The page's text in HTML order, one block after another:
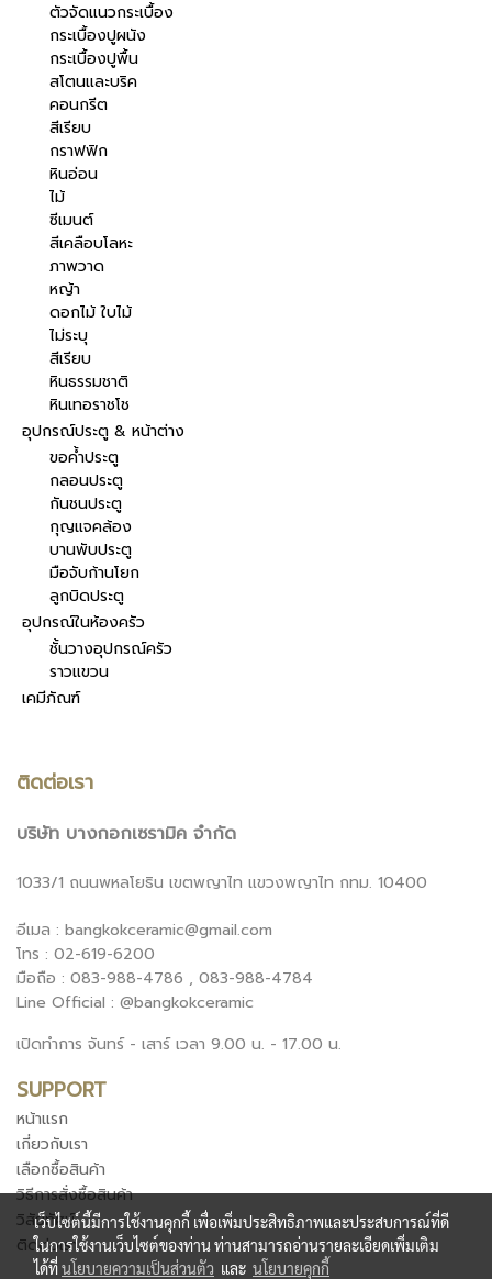
ตัวจัดแนวกระเบื้อง
กระเบื้องปูผนัง
กระเบื้องปูพื้น
สโตนและบริค
คอนกรีต
สีเรียบ
กราฟฟิก
หินอ่อน
ไม้
ซีเมนต์
สีเคลือบโลหะ
ภาพวาด
หญ้า
ดอกไม้ ใบไม้
ไม่ระบุ
สีเรียบ
หินธรรมชาติ
หินเทอราชโช
อุปกรณ์ประตู & หน้าต่าง
ขอค้ำประตู
กลอนประตู
กันชนประตู
กุญแจคล้อง
บานพับประตู
มือจับก้านโยก
ลูกบิดประตู
อุปกรณ์ในห้องครัว
ชั้นวางอุปกรณ์ครัว
ราวแขวน
เคมีภัณฑ์
ติดต่อเรา
บริษัท บางกอกเซรามิค จำกัด
1033/1 ถนนพหลโยธิน เขตพญาไท แขวงพญาไท กทม. 10400
อีเมล : bangkokceramic@gmail.com
โทร : 02-619-6200
มือถือ : 083-988-4786 , 083-988-4784
Line Official : @bangkokceramic
เปิดทำการ จันทร์ - เสาร์ เวลา 9.00 น. - 17.00 น.
SUPPORT
หน้าแรก
เกี่ยวกับเรา
เลือกซื้อสินค้า
วิธีการสั่งซื้อสินค้า
วิสัยทัศน์
ติดต่อเรา
เว็บไซต์นี้มีการใช้งานคุกกี้ เพื่อเพิ่มประสิทธิภาพและประสบการณ์ที่ดี
ในการใช้งานเว็บไซต์ของท่าน ท่านสามารถอ่านรายละเอียดเพิ่มเติม
ได้ที่นโยบายความเป็นส่วนตัว และ นโยบายคุกกี้